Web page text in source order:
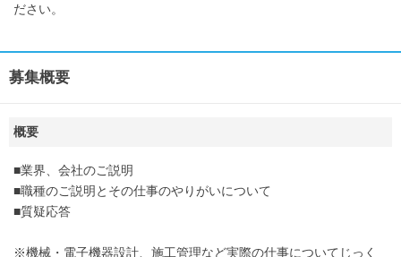
ださい。
募集概要
概要
■業界、会社のご説明
■職種のご説明とその仕事のやりがいについて
■質疑応答
※機械・電子機器設計、施工管理など実際の仕事についてじっく